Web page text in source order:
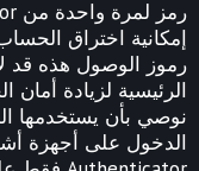
إمكانية اختراق
رموز الوصول هذه قد لا
الرئيسية لزيادة
نوصي بأن يستخدمها